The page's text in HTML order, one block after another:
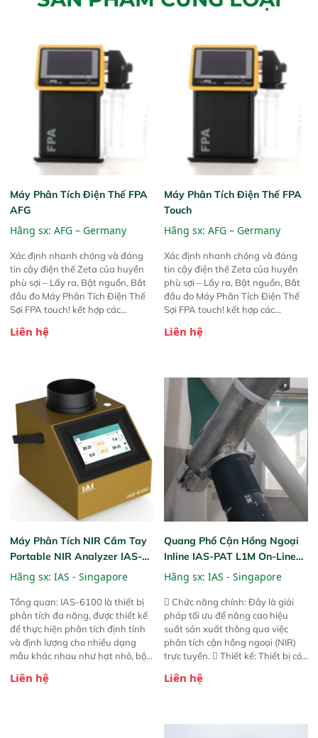
Máy Phân Tích Điện Thế FPA
AFG
Hãng sx: AFG – Germany
Xác định nhanh chóng và đáng
tin cậy điện thế Zeta của huyền
phù sợi – Lấy ra, Bật nguồn, Bắt
đầu đo Máy Phân Tích Điện Thế
Sợi FPA touch! kết hợp các
được chứng minh với sự đơn giản
trước đó. Nhưng so với các phiên
bản trước, FPA touch! nhỏ hơn và
nhẹ hơn đáng kể, đồng thời được
nâng cấp với các tính năng mới.
Liên hệ
Máy Phân Tích Điện Thế FPA
Touch
Hãng sx: AFG – Germany
Xác định nhanh chóng và đáng
tin cậy điện thế Zeta của huyền
phù sợi – Lấy ra, Bật nguồn, Bắt
đầu đo Máy Phân Tích Điện Thế
Sợi FPA touch! kết hợp các
được chứng minh với sự đơn giản
trước đó. Nhưng so với các phiên
bản trước, FPA touch! nhỏ hơn và
nhẹ hơn đáng kể, đồng thời được
nâng cấp với các tính năng mới.
Liên hệ
Máy Phân Tích NIR Cầm Tay
Portable NIR Analyzer IAS-
6100
Hãng sx: IAS - Singapore
Tổng quan: IAS-6100 là thiết bị
phân tích đa năng, được thiết kế
để thực hiện phân tích định tính
và định lượng cho nhiều dạng
mẫu khác nhau như hạt nhỏ, bột,
này cho phép bất kỳ ai cũng có
Liên hệ
Quang Phổ Cận Hồng Ngoại
Inline IAS-PAT L1M On-Line
NIR
Hãng sx: IAS - Singapore
 Chức năng chính: Đây là giải
pháp tối ưu để nâng cao hiệu
suất sản xuất thông qua việc
phân tích cận hồng ngoại (NIR)
trực tuyến.  Thiết kế: Thiết bị có
hỗ trợ tản nhiệt tăng cường và đã
năng theo dõi thông số theo thời
Liên hệ